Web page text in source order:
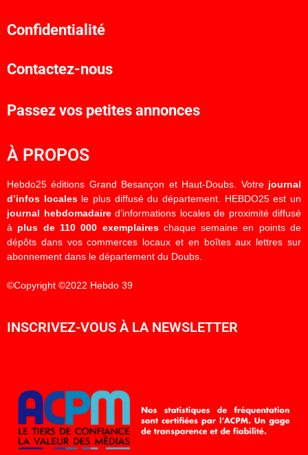
Confidentialité
Contactez-nous
Passez vos petites annonces
À PROPOS
Hebdo25 éditions Grand Besançon et Haut-Doubs. Votre journal
d’infos localesle plus diffusé du département. HEBDO25 est un
journal hebdomadaired’informations locales de proximité diffusé
à plus de 110 000 exemplaireschaque semaine en points de
dépôts dans vos commerces locaux et en boîtes aux lettres sur
abonnement dans le département du Doubs.
©Copyright ©2022 Hebdo 39
INSCRIVEZ-VOUS À LA NEWSLETTER